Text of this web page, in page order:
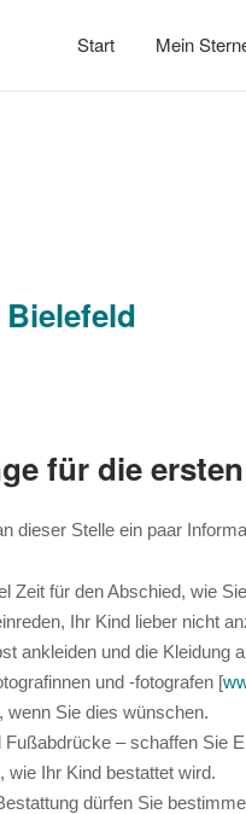
Start Mein
Bielefeld
für die
dieser Stelle ein paar
Zeit für den Abschied, wie
Ihr Kind lieber nicht
ankleiden und die Kleidung
und -fotografen [
wenn Sie dies wünschen.
– schaffen Sie
wie Ihr Kind bestattet wird.
dürfen Sie